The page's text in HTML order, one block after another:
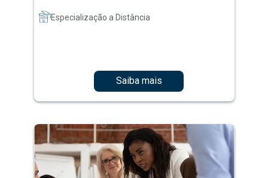
Especialização a Distância
Saiba mais